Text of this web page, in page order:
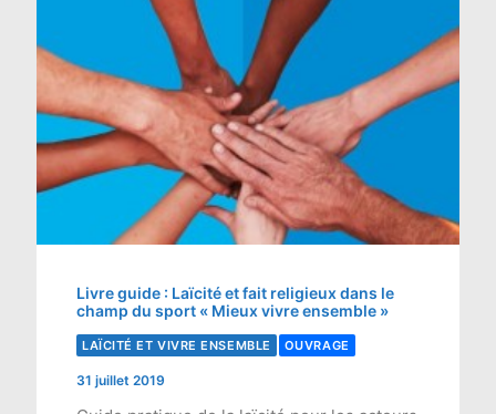
Livre guide : Laïcité et fait religieux dans le
champ du sport « Mieux vivre ensemble »
LAÏCITÉ ET VIVRE ENSEMBLE OUVRAGE
31 juillet 2019